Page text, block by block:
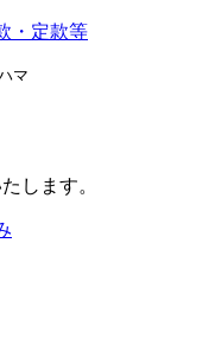
・定款等
マ
します。